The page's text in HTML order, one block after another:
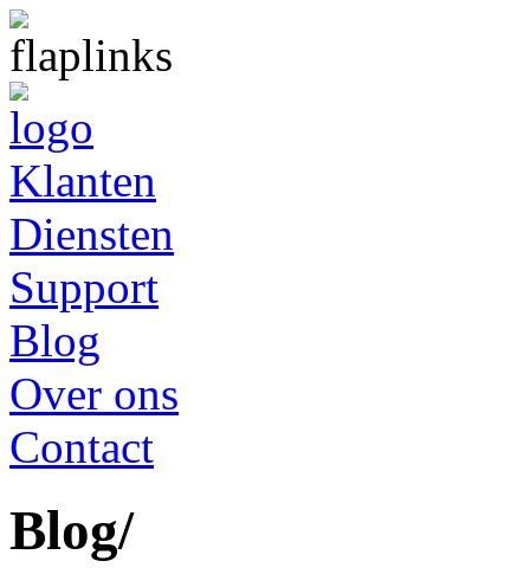
Klanten
Diensten
Support
Blog
Over ons
Contact
Blog/